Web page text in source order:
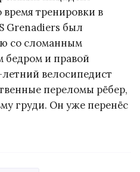
тренировки в
Grenadiers был
со сломанным
бедром и правой
велосипедист
переломы рёбер,
груди. Он уже перенёс